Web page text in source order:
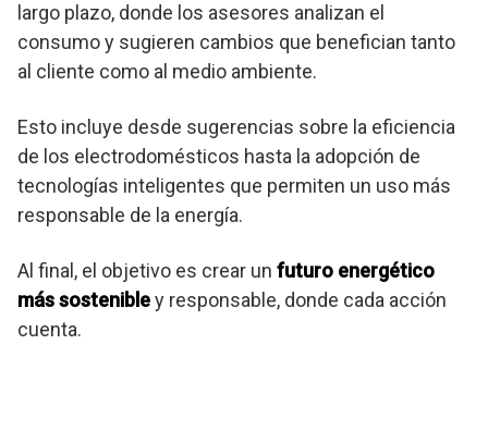
largo plazo, donde los asesores analizan el
consumo y sugieren cambios que benefician tanto
al cliente como al medio ambiente.
Esto incluye desde sugerencias sobre la eficiencia
de los electrodomésticos hasta la adopción de
tecnologías inteligentes que permiten un uso más
responsable de la energía.
Al final, el objetivo es crear un futuro energético
más sostenibley responsable, donde cada acción
cuenta.